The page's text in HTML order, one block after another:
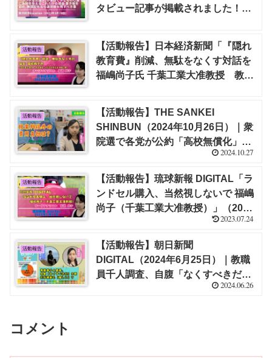
タビュー記事が掲載されました！｜
置き勉を認め､無償配布なら選択肢を
残すべき事｜福嶋 尚子
活動報告
【活動報告】日本経済新聞「『隠れ
教育費』削減、無駄をなくす対話を
福嶋尚子氏 千葉工業大准教授 教育
ンタビュー記事）
活動報告
【活動報告】THE SANKEI
SHINBUN（2024年10月26日）｜衆
院選で各党が公約「高校無償化」に
副作用 公立高淘汰や授業料以外の
負担で格差拡大【福嶋 尚子】
2024.10.27
活動報告
【活動報告】琉球新報 DIGITAL「ラ
ンドセル購入、当然視しないで 福嶋
尚子（千葉工業大准教授）」（2023
年7月17日）｜福嶋 尚子（識者談
2023.07.24
活動報告
【活動報告】朝日新聞
DIGITAL（2024年6月25日）｜教職
員千人調査、自腹「なくすべきだ」
8割 だが規制も「難しい」？【栁澤
2024.06.26
コメント